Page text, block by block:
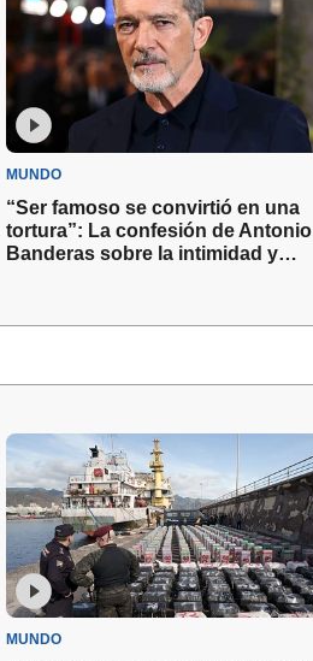
MUNDO
“Ser famoso se convirtió en una
tortura”: La confesión de Antonio
Banderas sobre la intimidad y
MUNDO